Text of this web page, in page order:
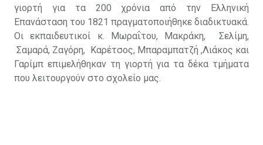
γιορτή για τα 200 χρόνια από την Ελληνική
Επανάσταση του 1821 πραγματοποιήθηκε διαδικτυακά.
Οι εκπαιδευτικοί κ. Μωραΐτου, Μακράκη, Σελίμη,
Σαμαρά, Ζαγόρη, Καρέτσος, Μπαραμπατζή ,Λιάκος και
Γαρίμπ επιμελήθηκαν τη γιορτή για τα δέκα τμήματα
που λειτουργούν στο σχολείο μας.